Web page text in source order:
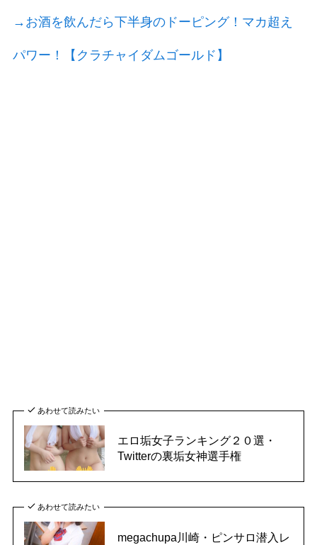
→お酒を飲んだら下半身のドーピング！マカ超え
パワー！【クラチャイダムゴールド】
あわせて読みたい
エロ垢女子ランキング２０選・
Twitterの裏垢女神選手権
あわせて読みたい
megachupa川崎・ピンサロ潜入レ